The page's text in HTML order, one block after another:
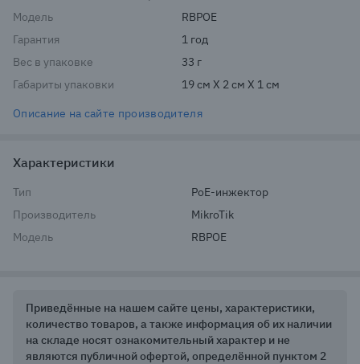
Модель
RBPOE
Гарантия
1 год
Вес в упаковке
33 г
Габариты упаковки
19 см X 2 см X 1 см
Описание на сайте производителя
Характеристики
Тип
PoE-инжектор
Производитель
MikroTik
Модель
RBPOE
Приведённые на нашем сайте цены, характеристики,
количество товаров, а также информация об их наличии
на складе носят ознакомительный характер и не
являются публичной офертой, определённой пунктом 2